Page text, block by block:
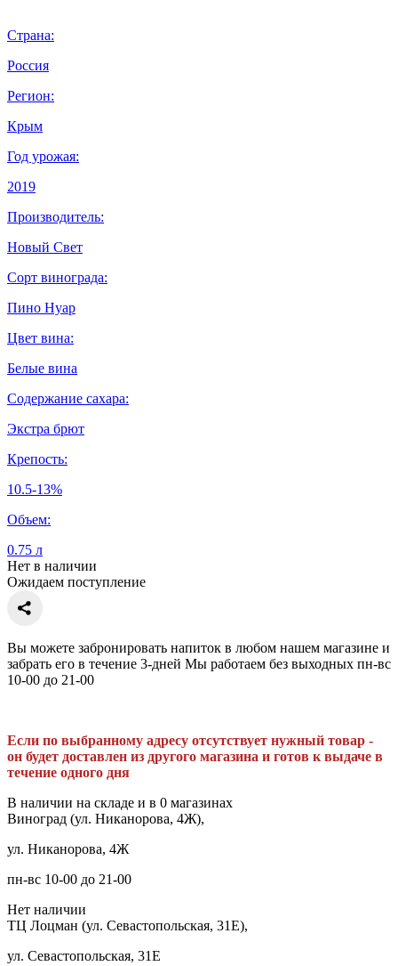
Страна:
Россия
Регион:
Крым
Год урожая:
2019
Производитель:
Новый Свет
Сорт винограда:
Пино Нуар
Цвет вина:
Белые вина
Содержание сахара:
Экстра брют
Крепость:
10.5-13%
Объем:
0.75 л
Нет в наличии
Ожидаем поступление
Вы можете забронировать напиток в любом нашем магазине и
забрать его в течение 3-дней Мы работаем без выходных пн-вс
10-00 до 21-00
Если по выбранному адресу отсутствует нужный товар -
он будет доставлен из другого магазина и готов к выдаче в
течение одного дня
В наличии на складе и в 0 магазинах
Виноград (ул. Никанорова, 4Ж),
ул. Никанорова, 4Ж
пн-вс 10-00 до 21-00
Нет наличии
ТЦ Лоцман (ул. Севастопольская, 31Е),
ул. Севастопольская, 31Е